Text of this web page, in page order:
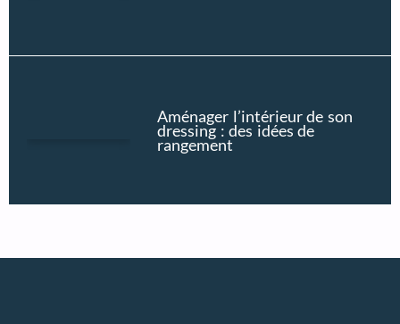
Aménager l’intérieur de son
dressing : des idées de
rangement